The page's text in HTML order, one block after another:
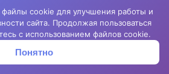
Войти
(2017-2024)
(2017-2024)
файлы cookie для улучшения работы и
сайта. Продолжая пользоваться
с использованием файлов cookie.
Понятно